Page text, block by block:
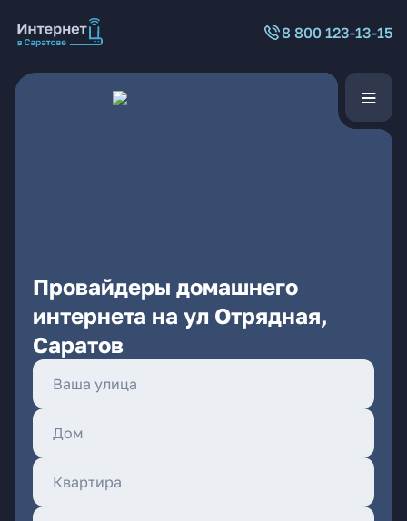
8 800 123-13-15
Провайдеры домашнего
интернета на ул Отрядная,
Саратов